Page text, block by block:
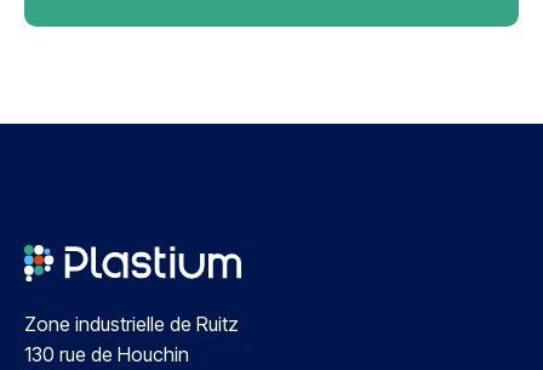
Zone industrielle de Ruitz
130 rue de Houchin